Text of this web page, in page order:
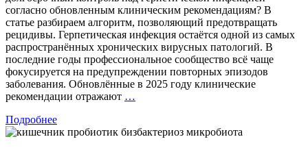
согласно обновленным клиническим рекомендациям? В
статье разбираем алгоритм, позволяющий предотвращать
рецидивы. Герпетическая инфекция остаётся одной из самых
распространённых хронических вирусных патологий. В
последние годы профессиональное сообщество всё чаще
фокусируется на предупреждении повторных эпизодов
заболевания. Обновлённые в 2025 году клинические
рекомендации отражают …
впереди
Подробнее